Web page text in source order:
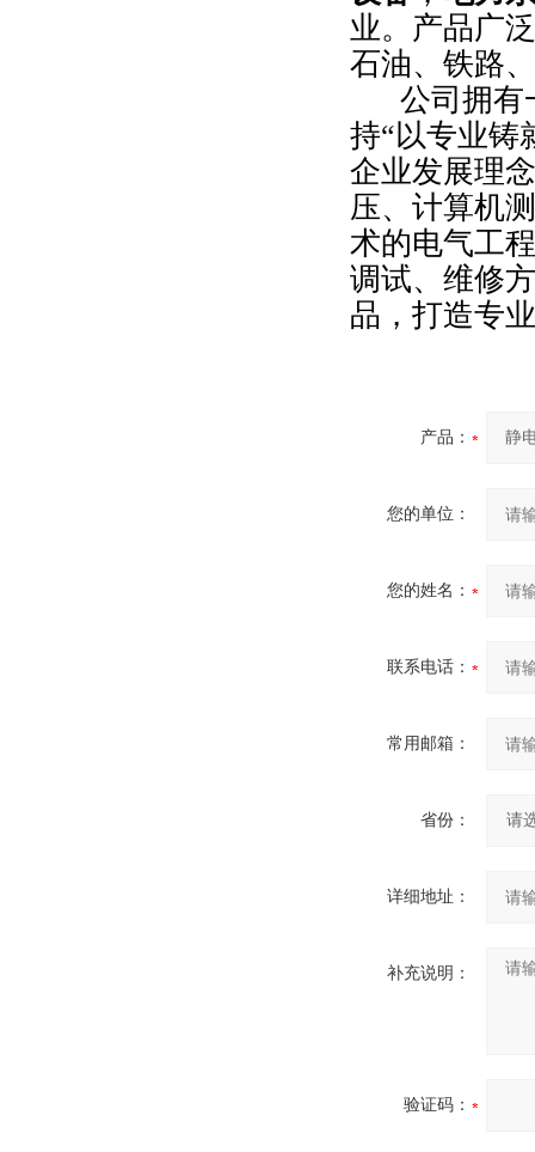
业。产品广
石油、铁路
公司拥有
持“以专业铸
企业发展理
压、计算机
术的电气工
调试、维修
品，打造专
产品：
您的单位：
您的姓名：
联系电话：
常用邮箱：
省份：
详细地址：
补充说明：
验证码：